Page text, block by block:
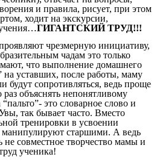
и правила, рисует, при этом
ходит на экскурсии,
ГИГАНТСКИЙ ТРУД!!!
чрезмерную инициативу,
чадам это только
что выполнение домашнего
на уставших, после работы, маму
будут сопротивляться, ведь проще
раз объяснять непонятливому
это словарное слово и
так бывает часто. Вместо
тренировки в усвоении
манипулируют старшими. А ведь
не совместное творчество мамы и
ученика!